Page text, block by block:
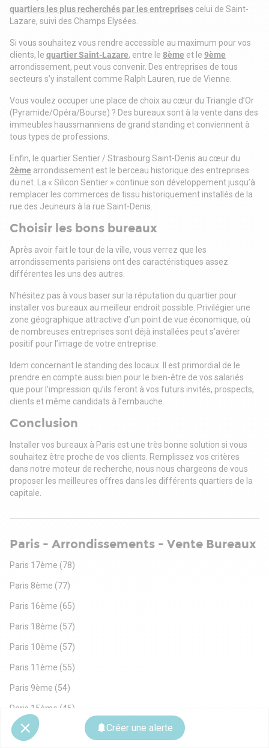
Créer une alerte
quartiers les plus recherchés par les entreprises celui de Saint-
Lazare, suivi des Champs Elysées.
Si vous souhaitez vous rendre accessible au maximum pour vos
clients, le quartier Saint-Lazare, entre le 8ème et le 9ème
arrondissement, peut vous convenir. Des entreprises de tous
secteurs s’y installent comme Ralph Lauren, rue de Vienne.
Vous voulez occuper une place de choix au cœur du Triangle d’Or
(Pyramide/Opéra/Bourse) ? Des bureaux sont à la vente dans des
immeubles haussmanniens de grand standing et conviennent à
tous types de professions.
Enfin, le quartier Sentier / Strasbourg Saint-Denis au cœur du
2ème arrondissement est le berceau historique des entreprises
du net. La « Silicon Sentier » continue son développement jusqu’à
remplacer les commerces de tissu historiquement installés de la
rue des Jeuneurs à la rue Saint-Denis.
Choisir les bons bureaux
Après avoir fait le tour de la ville, vous verrez que les
arrondissements parisiens ont des caractéristiques assez
différentes les uns des autres.
N’hésitez pas à vous baser sur la réputation du quartier pour
installer vos bureaux au meilleur endroit possible. Privilégier une
zone géographique attractive d’un point de vue économique, où
de nombreuses entreprises sont déjà installées peut s’avérer
positif pour l’image de votre entreprise.
Idem concernant le standing des locaux. Il est primordial de le
prendre en compte aussi bien pour le bien-être de vos salariés
que pour l’impression qu’ils feront à vos futurs invités, prospects,
clients et même candidats à l’embauche.
Conclusion
Installer vos bureaux à Paris est une très bonne solution si vous
souhaitez être proche de vos clients. Remplissez vos critères
dans notre moteur de recherche, nous nous chargeons de vous
proposer les meilleures offres dans les différents quartiers de la
capitale.
Paris - Arrondissements - Vente Bureaux
Paris 17ème (78)
Paris 8ème (77)
Paris 16ème (65)
Paris 18ème (57)
Paris 10ème (57)
Paris 11ème (55)
Paris 9ème (54)
Paris 15ème (45)
Paris 13ème